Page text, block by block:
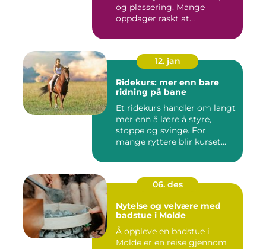
og plassering. Mange
oppdager raskt at
12. jan
Ridekurs: mer enn bare
ridning på bane
Et ridekurs handler om langt
mer enn å lære å styre,
stoppe og svinge. For
mange ryttere blir kurset...
06. des
Nytelse og velvære med
badstue i Molde
Å oppleve en badstue i
Molde er en reise gjennom